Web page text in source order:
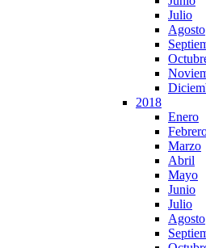
Julio
Agosto
2018
Enero
Marzo
Abril
Mayo
Junio
Julio
Agosto